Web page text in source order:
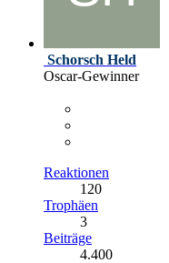
Schorsch Held
Oscar-Gewinner
Reaktionen
120
Trophäen
3
Beiträge
4.400